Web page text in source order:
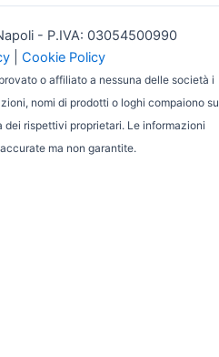
- P.IVA: 03054500990
Cookie Policy
o affiliato a nessuna delle società i
nomi di prodotti o loghi compaiono su
dei rispettivi proprietari. Le informazioni
ma non garantite.